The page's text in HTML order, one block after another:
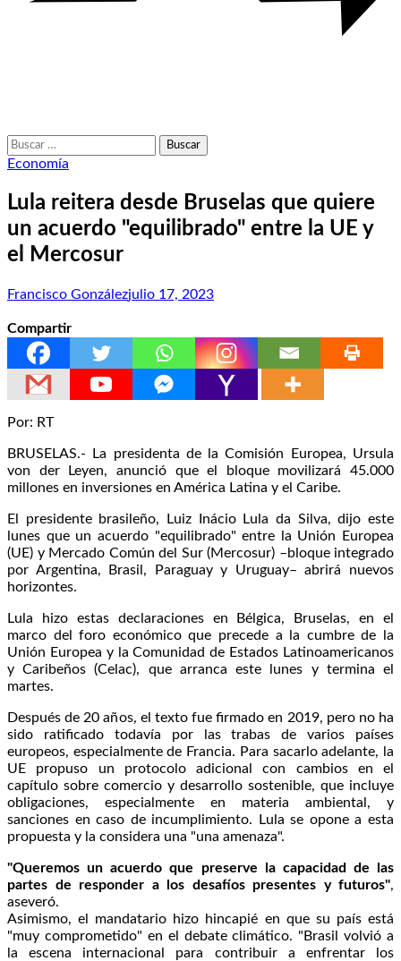
Buscar:
Economía
Lula reitera desde Bruselas que quiere
un acuerdo "equilibrado" entre la UE y
el Mercosur
Francisco Gonzálezjulio 17, 2023
Compartir
Por: RT
BRUSELAS.- La presidenta de la Comisión Europea, Ursula
von der Leyen, anunció que el bloque movilizará 45.000
millones en inversiones en América Latina y el Caribe.
El presidente brasileño, Luiz Inácio Lula da Silva, dijo este
lunes que un acuerdo "equilibrado" entre la Unión Europea
(UE) y Mercado Común del Sur (Mercosur) –bloque integrado
por Argentina, Brasil, Paraguay y Uruguay– abrirá nuevos
horizontes.
Lula hizo estas declaraciones en Bélgica, Bruselas, en el
marco del foro económico que precede a la cumbre de la
Unión Europea y la Comunidad de Estados Latinoamericanos
y Caribeños (Celac), que arranca este lunes y termina el
martes.
Después de 20 años, el texto fue firmado en 2019, pero no ha
sido ratificado todavía por las trabas de varios países
europeos, especialmente de Francia. Para sacarlo adelante, la
UE propuso un protocolo adicional con cambios en el
capítulo sobre comercio y desarrollo sostenible, que incluye
obligaciones, especialmente en materia ambiental, y
sanciones en caso de incumplimiento. Lula se opone a esta
propuesta y la considera una "una amenaza".
"Queremos un acuerdo que preserve la capacidad de las
partes de responder a los desafíos presentes y futuros",
aseveró.
Asimismo, el mandatario hizo hincapié en que su país está
"muy comprometido" en el debate climático. "Brasil volvió a
la escena internacional para contribuir a enfrentar los